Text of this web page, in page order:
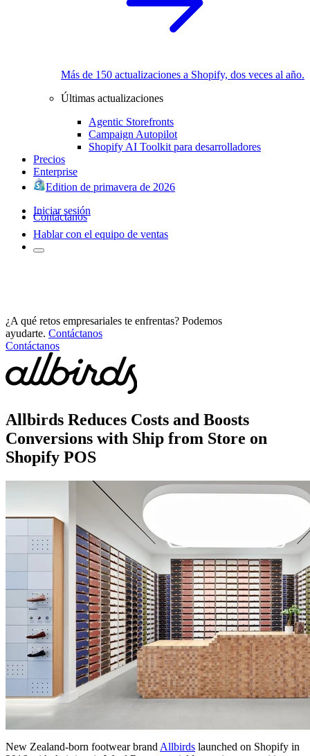
Más de 150 actualizaciones a Shopify, dos veces al año.
Últimas actualizaciones
Agentic Storefronts
Campaign Autopilot
Shopify AI Toolkit para desarrolladores
Precios
Enterprise
Edition de primavera de 2026
Iniciar sesión
Contáctanos
Hablar con el equipo de ventas
¿A qué retos empresariales te enfrentas? Podemos
ayudarte. Contáctanos
Contáctanos
Allbirds Reduces Costs and Boosts
Conversions with Ship from Store on
Shopify POS
New Zealand-born footwear brand Allbirds launched on Shopify in